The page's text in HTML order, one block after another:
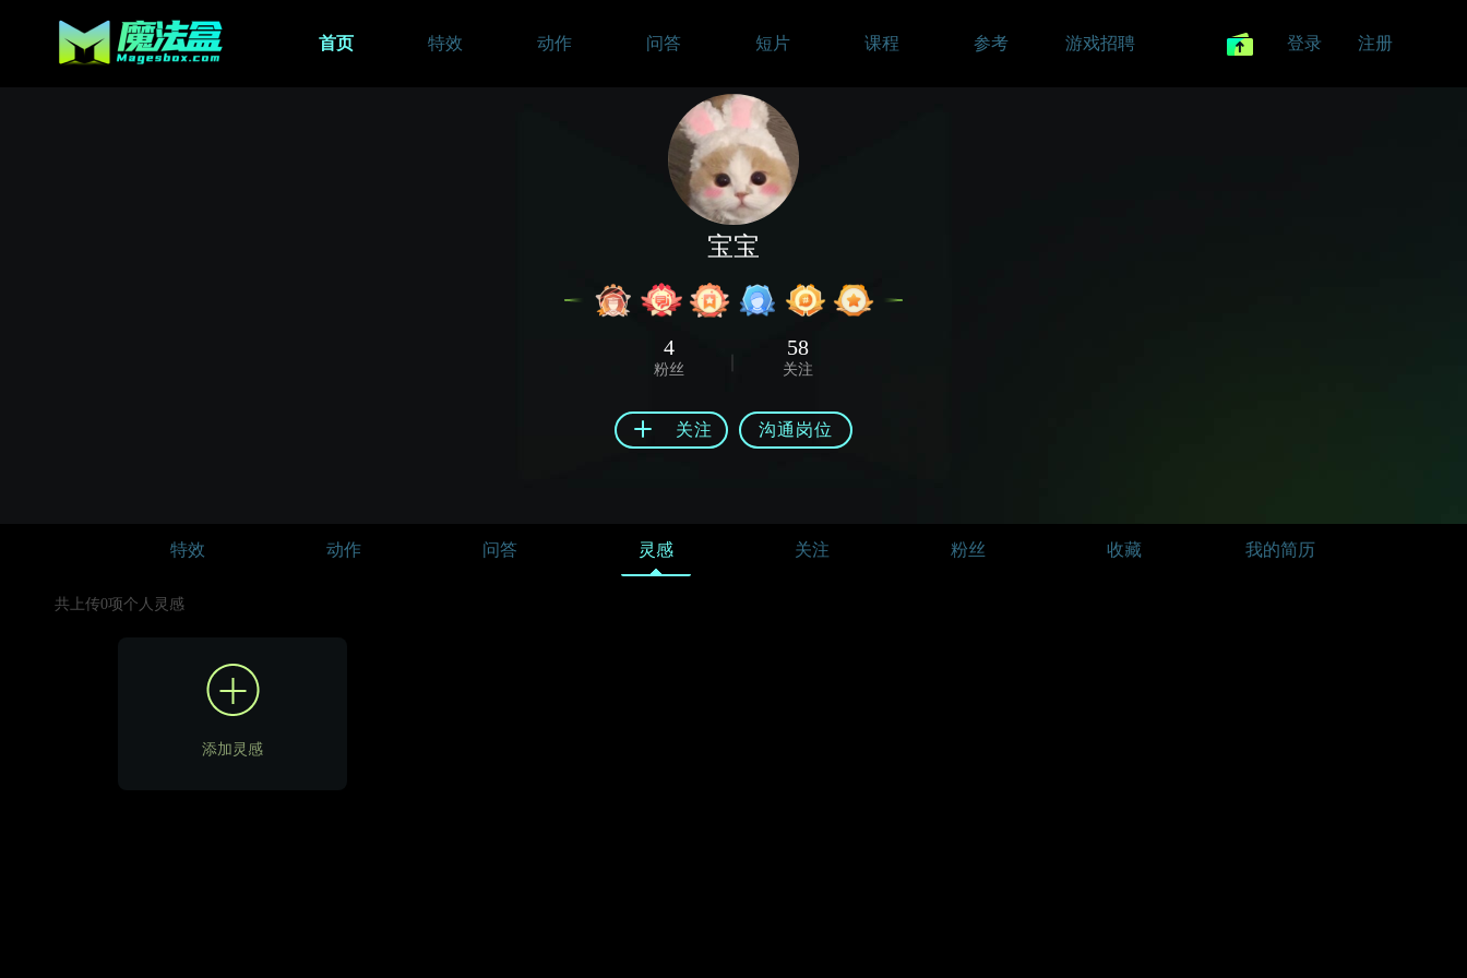
首页 特效 动作 问答 短片 课程 参考 游戏招聘 登录 注册
宝宝
4
粉丝
58
关注
关注 沟通岗位
特效 动作 问答 灵感 关注 粉丝 收藏 我的简历
共上传0项个人灵感
添加灵感